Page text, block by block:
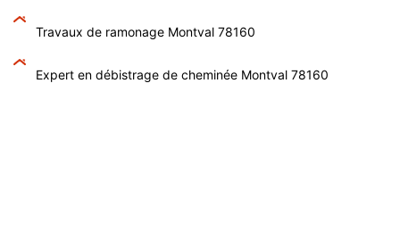
Travaux de ramonage Montval 78160
Expert en débistrage de cheminée Montval 78160